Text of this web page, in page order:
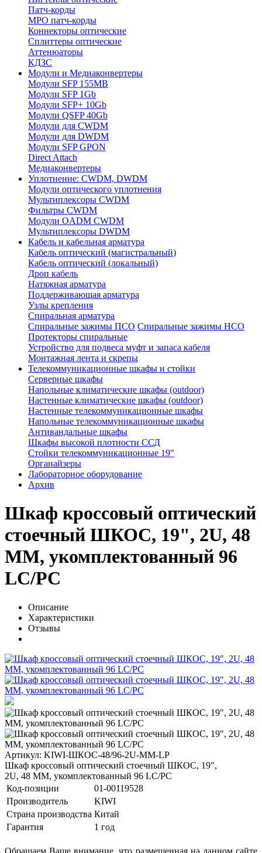
Патч-корды
MPO патч-корды
Коннекторы оптические
Сплиттеры оптические
Аттенюаторы
КДЗС
Модули и Медиаконвертеры
Модули SFP 155MB
Модули SFP 1Gb
Модули SFP+ 10Gb
Модули QSFP 40Gb
Модули для CWDM
Модули для DWDM
Модули SFP GPON
Direct Attach
Медиаконвертеры
Уплотнение: CWDM, DWDM
Модули оптического уплотнения
Мультиплексоры CWDM
Фильтры CWDM
Модули OADM CWDM
Мультиплексоры DWDM
Кабель и кабельная арматура
Кабель оптический (магистральный)
Кабель оптический (локальный)
Дроп кабель
Натяжная арматура
Поддерживающая арматура
Узлы крепления
Спиральная арматура
Спиральные зажимы ПСО Спиральные зажимы НСО
Протекторы спиральные
Устройство для подвеса муфт и запаса кабеля
Монтажная лента и скрепы
Телекоммуникационные шкафы и стойки
Серверные шкафы
Напольные климатические шкафы (outdoor)
Настенные климатические шкафы (outdoor)
Настенные телекоммуникационные шкафы
Напольные телекоммуникационные шкафы
Антивандальные шкафы
Шкафы высокой плотности ССД
Стойки телекоммуникационные 19"
Органайзеры
Лабораторное оборудование
Архив
Шкаф кроссовый оптический
стоечный ШКОС, 19", 2U, 48
MM, укомплектованный 96
LC/PC
Описание
Характеристики
Отзывы
Артикул: KIWI-ШКОС-48/96-2U-MM-LP
Шкаф кроссовый оптический стоечный ШКОС, 19",
2U, 48 MM, укомплектованный 96 LC/PC
Код-позиции
01-00119528
Производитель
KIWI
Страна производства Китай
Гарантия
1 год
Обращаем Ваше внимание, что размещенная на данном сайте